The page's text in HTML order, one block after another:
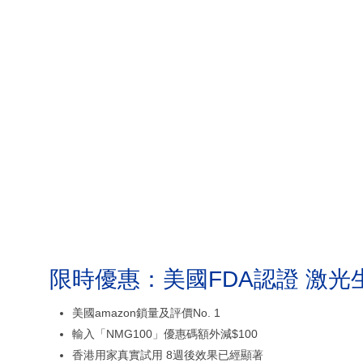
限時優惠：美國FDA認證 激光
美國amazon鎖量及評價No. 1
輸入「NMG100」優惠碼額外減$100
香港用家真實試用 8週後效果已經顯著